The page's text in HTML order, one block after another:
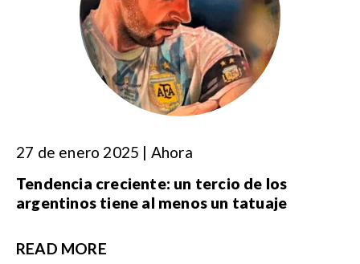
27 de enero 2025 | Ahora
Tendencia creciente: un tercio de los
argentinos tiene al menos un tatuaje
READ MORE